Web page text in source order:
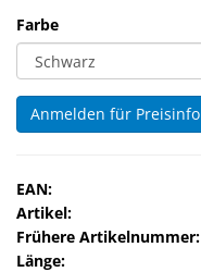
Milo
&
Me
I
NEED
YOU
Farbe
Anmelden für Preisinfo
EAN:
Artikel:
Frühere Artikelnummer:
Länge: